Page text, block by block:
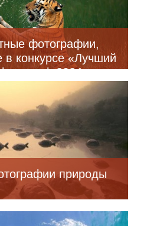
фотографии,
конкурсе «Лучший
2024 года»
природы